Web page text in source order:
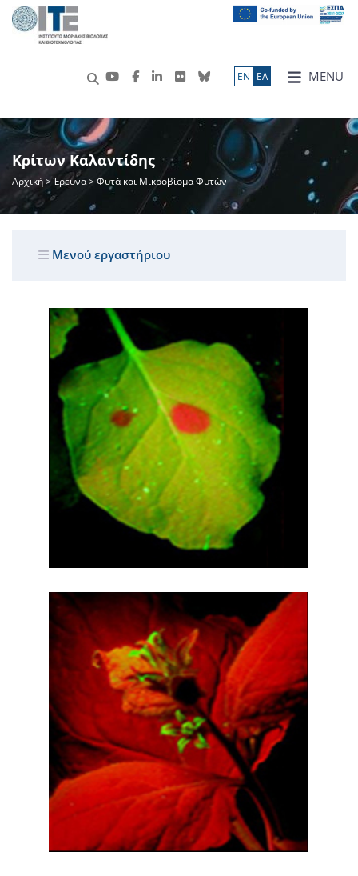
MENU
ΕN ΕΛ
Κρίτων Καλαντίδης
Αρχική>Έρευνα> Φυτά και Μικροβίομα Φυτών
Μενού εργαστήριου